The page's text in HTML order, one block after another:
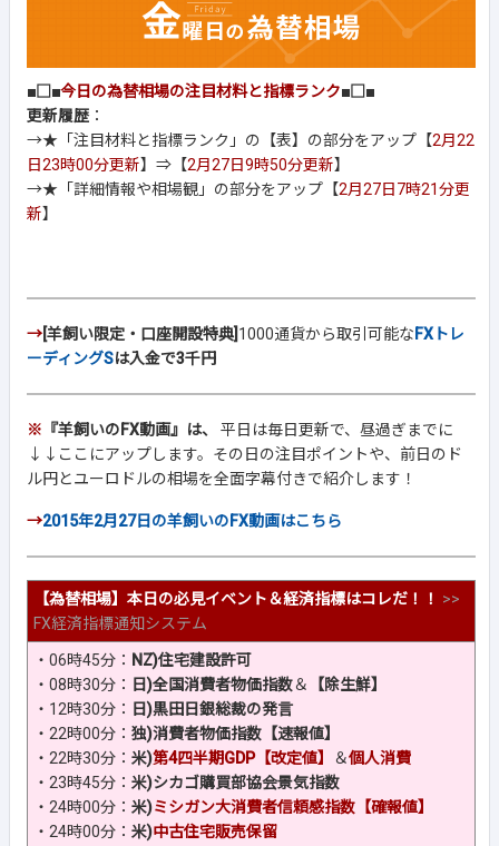
■□■今日の為替相場の注目材料と指標ランク■□■
更新履歴 ：
→★「注目材料と指標ランク」の【表】の部分をアップ【2月22
日23時00分更新】⇒【2月27日9時50分更新】
→★「詳細情報や相場観」の部分をアップ【2月27日7時21分更
新】
→[羊飼い限定・口座開設特典] 1000通貨から取引可能な FXトレ
ーディングSは入金で3千円
※ 『羊飼いのFX動画』は、 平日は毎日更新で、昼過ぎまでに
↓↓ここにアップします。その日の注目ポイントや、前日のド
ル円とユーロドルの相場を全面字幕付きで紹介します！
→2015年2月27日の羊飼いのFX動画はこちら
【為替相場】本日の必見イベント＆経済指標はコレだ！！ >>
FX経済指標通知システム
・06時45分： NZ)住宅建設許可
・08時30分：
日)全国消費者物価指数＆
【除生鮮】
・12時30分：
日)黒田日銀総裁の発言
・22時00分： 独)消費者物価指数【速報値】
・22時30分： 米)第4四半期GDP【改定値】 ＆個人消費
・23時45分： 米)シカゴ購買部協会景気指数
・24時00分： 米)ミシガン大消費者信頼感指数【確報値】
・24時00分： 米)中古住宅販売保留